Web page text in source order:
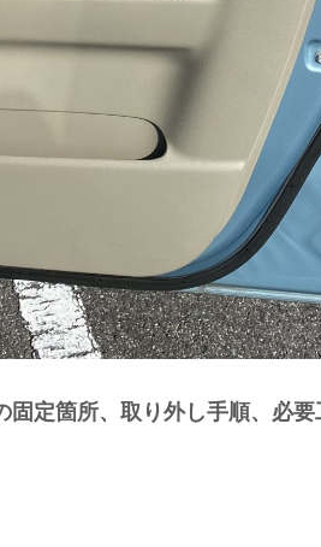
定箇所、取り外し手順、必